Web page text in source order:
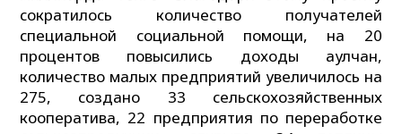
сократилось количество получателей
специальной социальной помощи, на 20
процентов повысились доходы аулчан,
количество малых предприятий увеличилось на
275, создано 33 сельскохозяйственных
кооператива, 22 предприятия по переработке